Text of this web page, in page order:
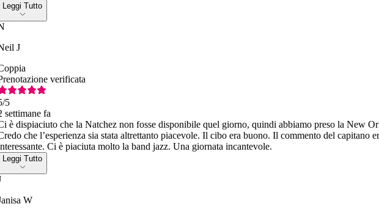
Leggi Tutto
J
verificata
/5
settimane fa
è dispiaciuto che la Natchez non fosse disponibile quel giorno, quindi abbiamo preso la New
che l’esperienza sia stata altrettanto piacevole. Il cibo era buono. Il commento del capitano
Ci è piaciuta molto la band jazz. Una giornata incantevole.
Leggi Tutto
W